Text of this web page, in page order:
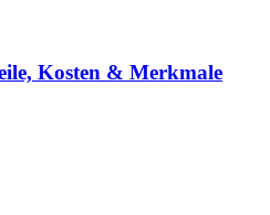
Kosten & Merkmale